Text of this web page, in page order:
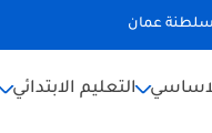
سلطنة عمان
التعليم الابتدائي